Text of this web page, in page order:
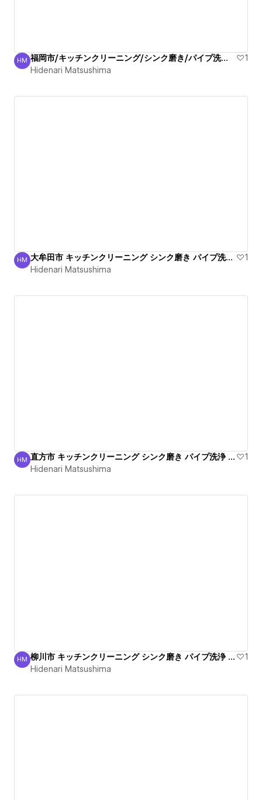
Hidenari Matsushima
HM 福岡市/キッチンクリーニング/シンク磨き/パイプ洗浄/信頼
1
Hidenari Matsushima
Hidenari Matsushima
HM 大牟田市 キッチンクリーニング シンク磨き パイプ洗浄安心
1
Hidenari Matsushima
Hidenari Matsushima
HM 直方市 キッチンクリーニング シンク磨き パイプ洗浄 信頼
1
Hidenari Matsushima
Hidenari Matsushima
HM 柳川市 キッチンクリーニング シンク磨き パイプ洗浄 出張
1
Hidenari Matsushima